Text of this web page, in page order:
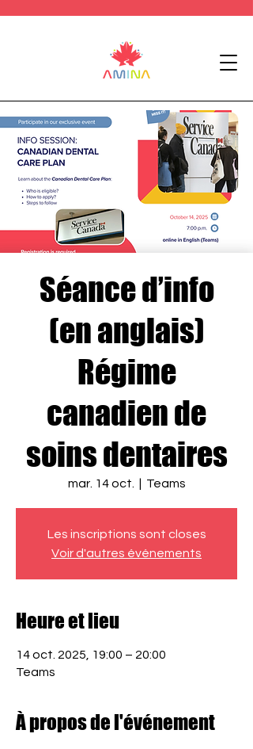
Séance d’info
(en anglais)
Régime
canadien de
soins dentaires
mar. 14 oct. Teams
Les inscriptions sont closes
Voir d'autres événements
Heure et lieu
14 oct. 2025, 19:00 – 20:00
Teams
À propos de l'événement